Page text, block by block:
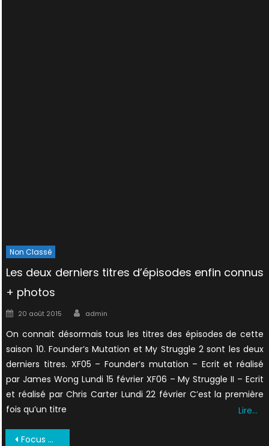
Non Classé
Les deux derniers titres d’épisodes enfin connus
+ photos
Posted
20 août 2015 Author
admin
On connait désormais tous les titres des épisodes de cette
saison 10. Founder’s Mutation et My Struggle 2 sont les deux
derniers titres. XF05 – Founder’s mutation – Ecrit et réalisé
par James Wong Lundi 15 février XF06 – My Struggle II – Ecrit
et réalisé par Chris Carter Lundi 22 février C’est la première
fois qu’un titre
Lire…
Navigation
Focus Octobre 1997 UK (8)